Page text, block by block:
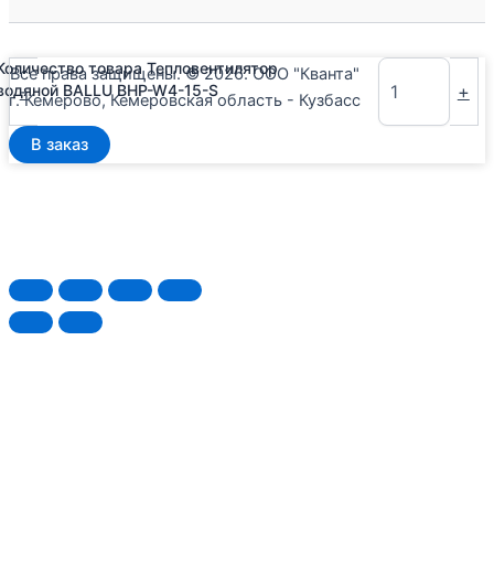
Все права защищены. © 2026. ООО "Кванта"
г. Кемерово, Кемеровская область - Кузбасс
-
товара Тепловентилятор
BALLU BHP-W4-15-S
+
В заказ